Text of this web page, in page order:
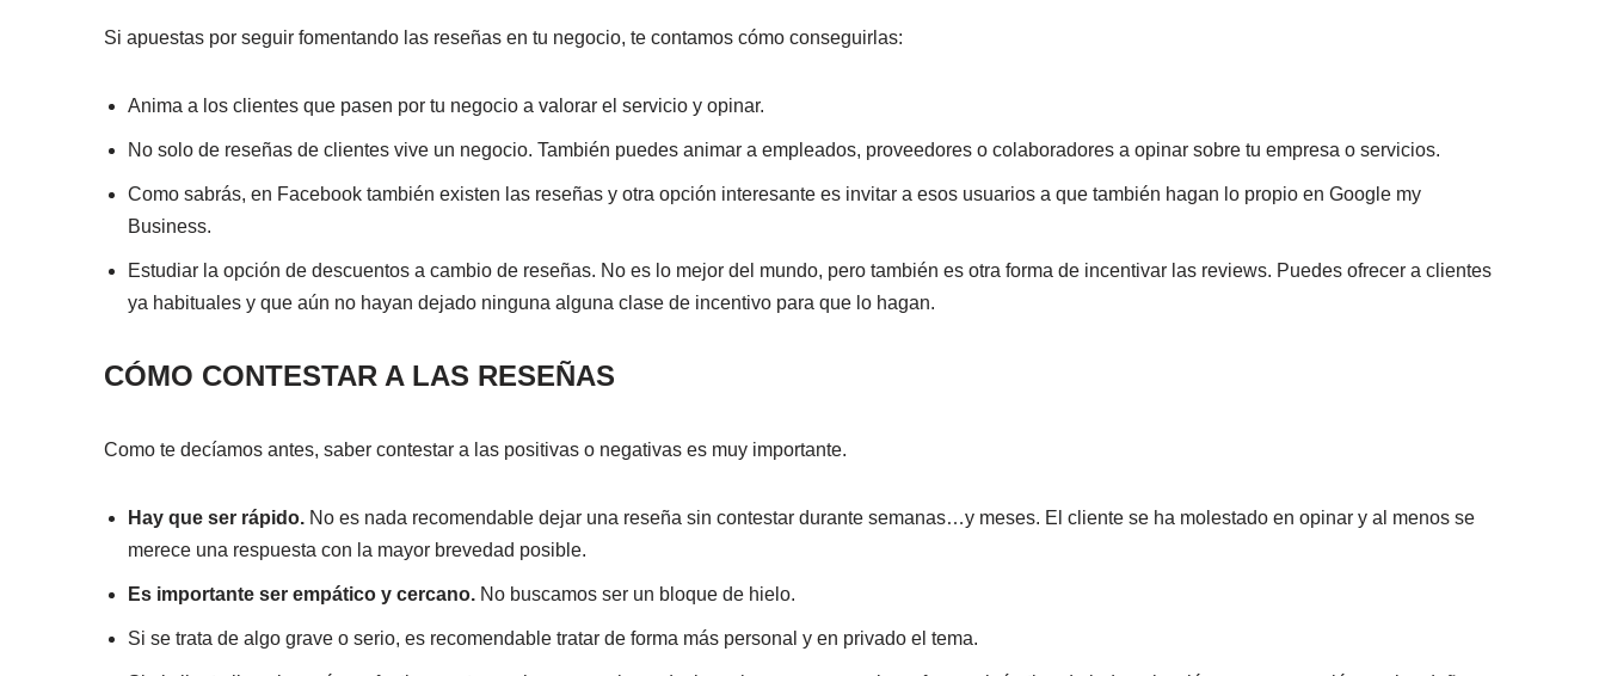
Si apuestas por seguir fomentando las reseñas en tu negocio, te contamos cómo conseguirlas:
Anima a los clientes que pasen por tu negocio a valorar el servicio y opinar.
No solo de reseñas de clientes vive un negocio. También puedes animar a empleados, proveedores o colaboradores a opinar sobre tu empresa o servicios.
Como sabrás, en Facebook también existen las reseñas y otra opción interesante es invitar a esos usuarios a que también hagan lo propio en Google my
Business.
Estudiar la opción de descuentos a cambio de reseñas. No es lo mejor del mundo, pero también es otra forma de incentivar las reviews. Puedes ofrecer a clientes
ya habituales y que aún no hayan dejado ninguna alguna clase de incentivo para que lo hagan.
CÓMO CONTESTAR A LAS RESEÑAS
Como te decíamos antes, saber contestar a las positivas o negativas es muy importante.
Hay que ser rápido. No es nada recomendable dejar una reseña sin contestar durante semanas…y meses. El cliente se ha molestado en opinar y al menos se
merece una respuesta con la mayor brevedad posible.
Es importante ser empático y cercano. No buscamos ser un bloque de hielo.
Si se trata de algo grave o serio, es recomendable tratar de forma más personal y en privado el tema.